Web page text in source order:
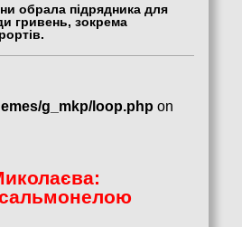
обрала підрядника для
гривень, зокрема
g_mkp/loop.php on
сальмонелою